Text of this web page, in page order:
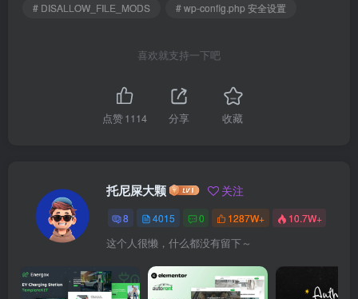
# DISALLOW_FILE_MODS
# wp-config.php 安全设置
喜欢就支持一下吧
点赞1114 分享 收藏
托尼屎大颗 关注
8 4015 0 1287W+ 10.7W+
这个人很懒，什么都没有留下～